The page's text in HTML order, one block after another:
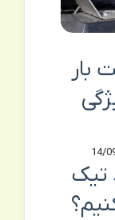
بار
14/
تیک